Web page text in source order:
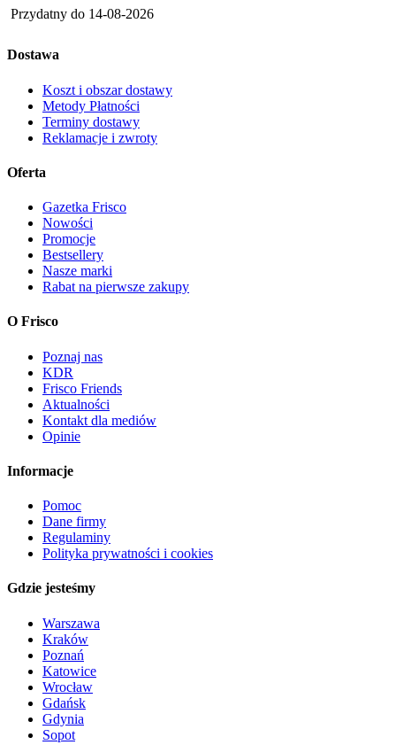
Przydatny do 14-08-2026
Dostawa
Koszt i obszar dostawy
Metody Płatności
Terminy dostawy
Reklamacje i zwroty
Oferta
Gazetka Frisco
Nowości
Promocje
Bestsellery
Nasze marki
Rabat na pierwsze zakupy
O Frisco
Poznaj nas
KDR
Frisco Friends
Aktualności
Kontakt dla mediów
Opinie
Informacje
Pomoc
Dane firmy
Regulaminy
Polityka prywatności i cookies
Gdzie jesteśmy
Warszawa
Kraków
Poznań
Katowice
Wrocław
Gdańsk
Gdynia
Sopot